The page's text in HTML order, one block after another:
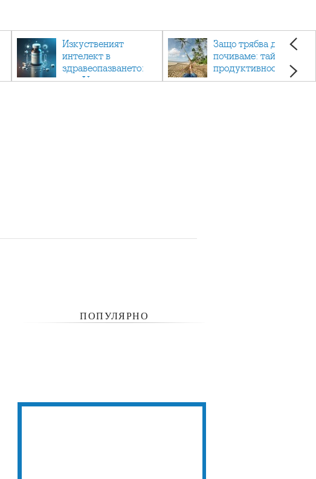
Изкуственият
интелект в
здравеопазването:
как AI променя
Защо трябва да си
почиваме: тайната на
продуктивността,
здравето и добрия
ПОПУЛЯРНО